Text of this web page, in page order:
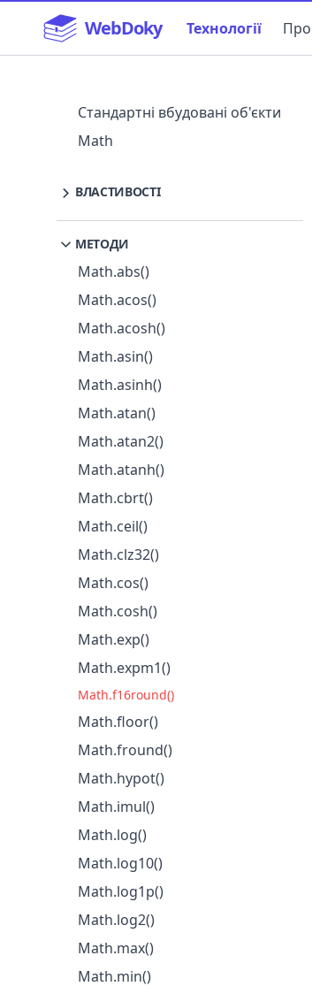
WebDoky Технології
Навігація
Стандартні вбудовані об'єкти
Math
ВЛАСТИВОСТІ
Math.E
Math.LN10
Math.LN2
Math.LOG10E
Math.LOG2E
Math.PI
Math.SQRT1_2
Math.SQRT2
МЕТОДИ
Math.abs()
Math.acos()
Math.acosh()
Math.asin()
Math.asinh()
Math.atan()
Math.atan2()
Math.atanh()
Math.cbrt()
Math.ceil()
Math.clz32()
Math.cos()
Math.cosh()
Math.exp()
Math.expm1()
Math.f16round()
Math.floor()
Math.fround()
Math.hypot()
Math.imul()
Math.log()
Math.log10()
Math.log1p()
Math.log2()
Math.max()
Math.min()